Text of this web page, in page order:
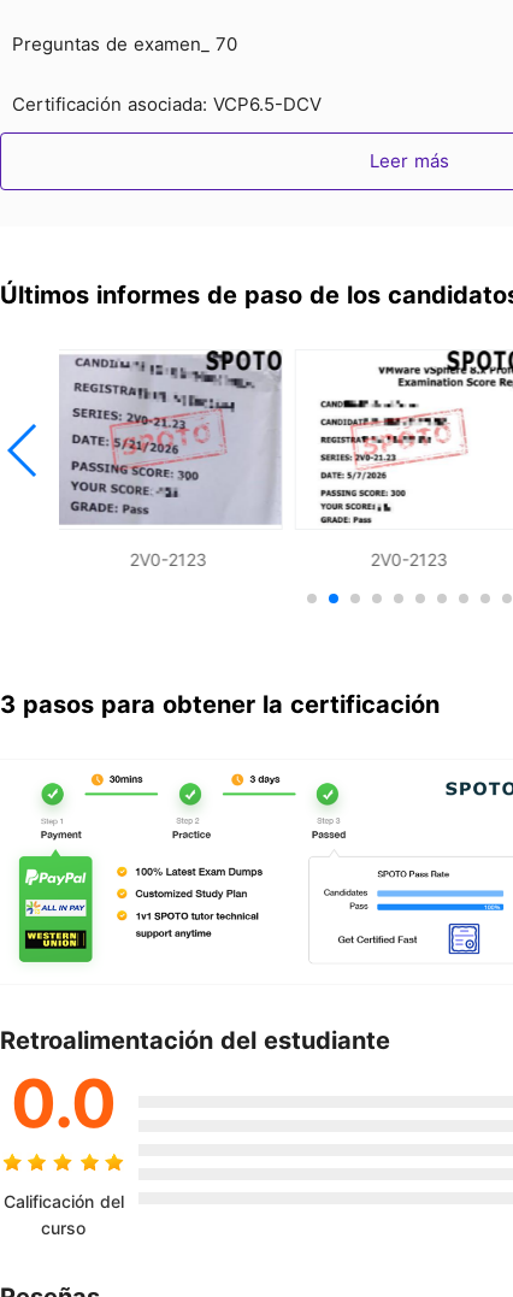
Preguntas de examen_ 70
Certificación asociada: VCP6.5-DCV
Leer más
Últimos informes de paso de los
2V0-2123 2V0-2123
3 pasos para obtener la certificación
Retroalimentación del estudiante
0.0
Calificación del
curso